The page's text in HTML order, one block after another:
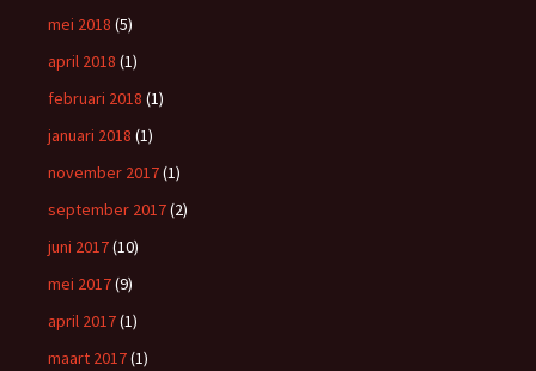
mei 2018 (5)
april 2018 (1)
februari 2018 (1)
januari 2018 (1)
november 2017(1)
september 2017(2)
juni 2017(10)
mei 2017(9)
april 2017(1)
maart 2017(1)